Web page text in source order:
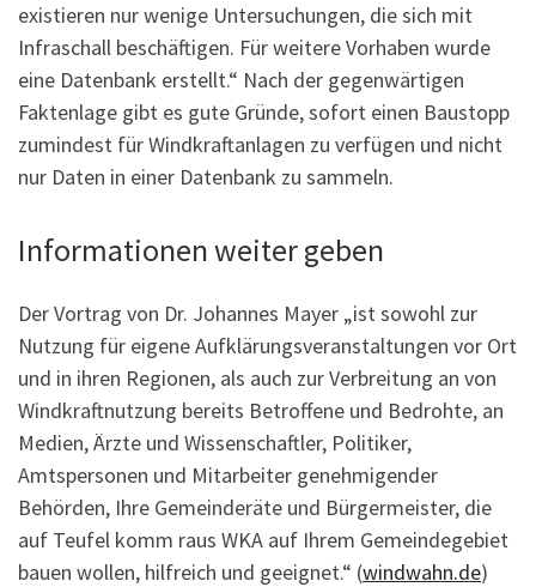
existieren nur wenige Untersuchungen, die sich mit
Infraschall beschäftigen. Für weitere Vorhaben wurde
eine Datenbank erstellt.“ Nach der gegenwärtigen
Faktenlage gibt es gute Gründe, sofort einen Baustopp
zumindest für Windkraftanlagen zu verfügen und nicht
nur Daten in einer Datenbank zu sammeln.
Informationen weiter geben
Der Vortrag von Dr. Johannes Mayer „ist sowohl zur
Nutzung für eigene Aufklärungsveranstaltungen vor Ort
und in ihren Regionen, als auch zur Verbreitung an von
Windkraftnutzung bereits Betroffene und Bedrohte, an
Medien, Ärzte und Wissenschaftler, Politiker,
Amtspersonen und Mitarbeiter genehmigender
Behörden, Ihre Gemeinderäte und Bürgermeister, die
auf Teufel komm raus WKA auf Ihrem Gemeindegebiet
bauen wollen, hilfreich und geeignet.“ (windwahn.de)